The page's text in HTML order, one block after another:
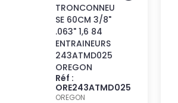
TRONCONNEU
SE 60CM 3/8"
.063" 1,6 84
ENTRAINEURS
243ATMD025
OREGON
Réf :
ORE243ATMD025
OREGON